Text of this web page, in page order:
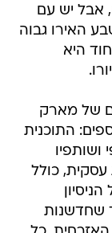
אבל יש עם
האירו גבוה
היא
של מארק
התוכנית
כולל
שחדשנות